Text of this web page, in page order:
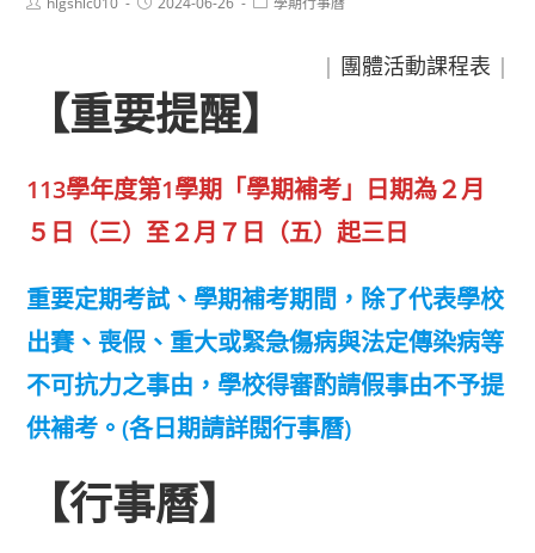
| 團體活動課程表 |
【重要提醒】
113學年度第1學期「學期補考」日期為２月
５日（三）至２月７日（五）起三日
重要定期考試、學期補考期間，除了代表學校
出賽、喪假、重大或緊急傷病與法定傳染病等
不可抗力之事由，學校得審酌請假事由不予提
供補考。(各日期請詳閱行事曆)
【行事曆】